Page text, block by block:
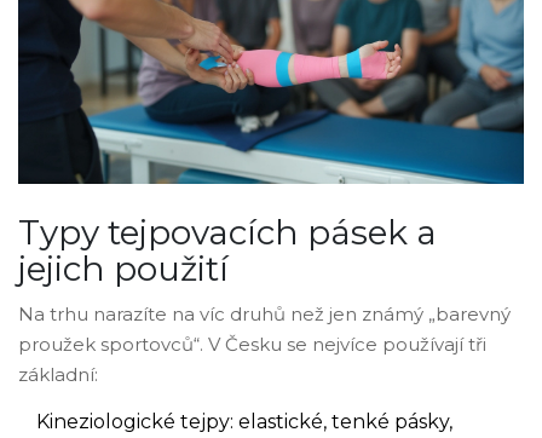
Typy tejpovacích pásek a
jejich použití
Na trhu narazíte na víc druhů než jen známý „barevný
proužek sportovců“. V Česku se nejvíce používají tři
základní:
Kineziologické tejpy: elastické, tenké pásky,